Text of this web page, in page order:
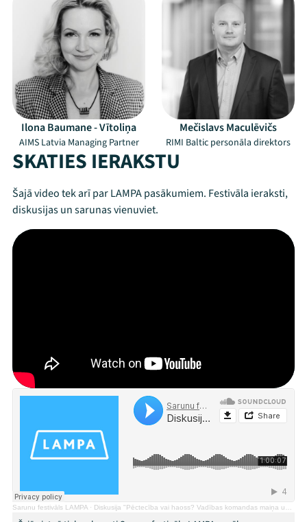
Mana programma
Festivāls
Arhīvs
Ilona Baumane - Vītoliņa
AIMS Latvia Managing Partner
Mečislavs Maculēvičs
RIMI Baltic personāla direktors
SKATIES IERAKSTU
Šajā video tek arī par LAMPA pasākumiem. Festivāla ieraksti,
diskusijas un sarunas vienuviet.
Sarunu festivāls LAMPA · Diskusija "Pēctecība vai haoss? Vadības komandas maiņa uzņēmumos un organizācijās"